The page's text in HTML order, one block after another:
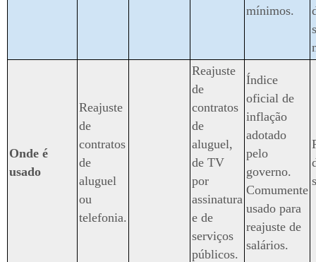
mínimos.
Onde é
usado
Reajuste
de
contratos
de
aluguel
ou
telefonia.
Reajuste
de
contratos
de
aluguel,
de TV
por
assinatura
e de
serviços
públicos.
Índice
oficial de
inflação
adotado
pelo
governo.
Comumente
usado para
reajuste de
salários.